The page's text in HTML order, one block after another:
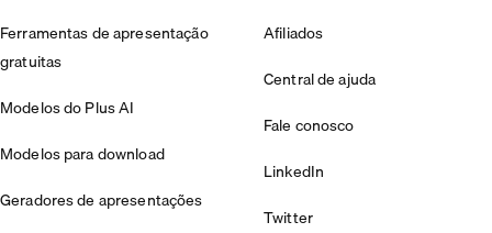
Ferramentas de apresentação
gratuitas
Modelos do Plus AI
Modelos para download
Geradores de apresentações
Afiliados
Central de ajuda
Fale conosco
LinkedIn
Twitter